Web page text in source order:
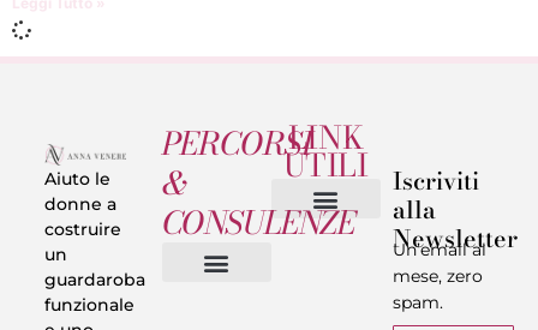
Aiuto le
donne a
costruire
un
guardaroba
funzionale
PERCORSI
&
CONSULENZE
LINK
UTILI Iscriviti
alla
Newsletter
Un’email al
mese, zero
spam.